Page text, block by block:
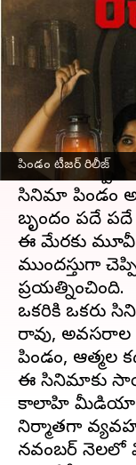
పిండం టీజర్ రిలీజ్
ఆధారంగా
వ్రాసిన వారు TEJAVYAS BESTHA
ఈ వార్తాకథనం ఏంటి
టాలీవుడ్⁬లో మరో
అయితే
సినిమా పిండం
బృందం పదే పదే
ఈ మేరకు మూవీ
ముందస్తుగా
ప్రయత్నించింది.
ఒకరికి ఒకరు
రావు, అవసరాల
పిండం, ఆత్మల
ఈ సినిమాకు
కాలాహి మీడియా
నిర్మాతగా
నవంబర్ నెలలో